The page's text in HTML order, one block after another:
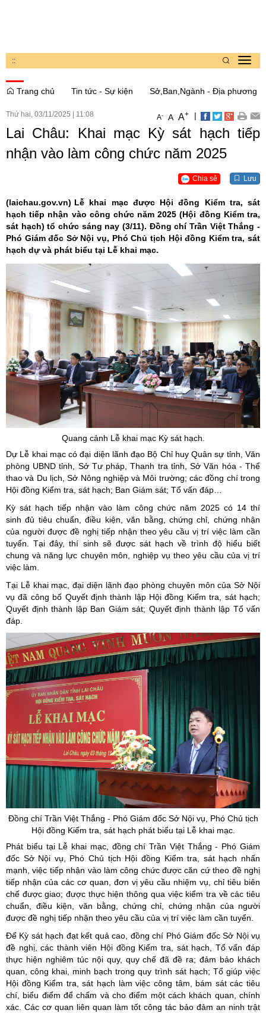
::
Trang chủ
Tin tức - Sự kiện Sở,Ban,Ngành - Địa phương
Thứ hai, 03/11/2025 11:08 A- A A+ |
Lai Châu: Khai mạc Kỳ sát hạch tiếp
nhận vào làm công chức năm 2025
Chia sẻ Lưu
(laichau.gov.vn) Lễ khai mạc được Hội đồng Kiểm tra, sát
hạch tiếp nhận vào công chức năm 2025 (Hội đồng Kiểm tra,
sát hạch) tổ chức sáng nay (3/11). Đồng chí Trần Việt Thắng -
Phó Giám đốc Sở Nội vụ, Phó Chủ tịch Hội đồng Kiểm tra, sát
hạch dự và phát biểu tại Lễ khai mạc.
Quang cảnh Lễ khai mạc Kỳ sát hạch.
Dự Lễ khai mạc có đại diện lãnh đạo Bộ Chỉ huy Quân sự tỉnh, Văn
phòng UBND tỉnh, Sở Tư pháp, Thanh tra tỉnh, Sở Văn hóa - Thể
thao và Du lịch, Sở Nông nghiệp và Môi trường; các đồng chí trong
Hội đồng Kiểm tra, sát hạch; Ban Giám sát; Tổ vấn đáp…
Kỳ sát hạch tiếp nhận vào làm công chức năm 2025 có 14 thí
sinh đủ tiêu chuẩn, điều kiện, văn bằng, chứng chỉ, chứng nhận
của người được đề nghị tiếp nhận theo yêu cầu vị trí việc làm cần
tuyển. Tại đây, thí sinh sẽ được sát hạch về trình độ hiểu biết
chung và năng lực chuyên môn, nghiệp vụ theo yêu cầu của vị trí
việc làm.
Tại Lễ khai mạc, đại diện lãnh đạo phòng chuyên môn của Sở Nội
vụ đã công bố Quyết định thành lập Hội đồng Kiểm tra, sát hạch;
Quyết định thành lập Ban Giám sát; Quyết định thành lập Tổ vấn
đáp.
Đồng chí Trần Việt Thắng - Phó Giám đốc Sở Nội vụ, Phó Chủ tịch
Hội đồng Kiểm tra, sát hạch phát biểu tại Lễ khai mạc.
Phát biểu tại Lễ khai mạc, đồng chí Trần Việt Thắng - Phó Giám
đốc Sở Nội vụ, Phó Chủ tịch Hội đồng Kiểm tra, sát hạch nhấn
mạnh, việc tiếp nhận vào làm công chức được căn cứ theo đề nghị
tiếp nhận của các cơ quan, đơn vị yêu cầu nhiệm vụ, chỉ tiêu biên
chế được giao; được thực hiện thông qua việc kiểm tra về các tiêu
chuẩn, điều kiện, văn bằng, chứng chỉ, chứng nhận của người
được đề nghị tiếp nhận theo yêu cầu của vị trí việc làm cần tuyển.
Để Kỳ sát hạch đạt kết quả cao, đồng chí Phó Giám đốc Sở Nội vụ
đề nghị, các thành viên Hội đồng Kiểm tra, sát hạch, Tổ vấn đáp
thực hiện nghiêm túc nội quy, quy chế đã đề ra; đảm bảo khách
quan, công khai, minh bạch trong quy trình sát hạch; Tổ giúp việc
Hội đồng Kiểm tra, sát hạch làm việc công tâm, bám sát các tiêu
chí, biểu điểm để chấm và cho điểm một cách khách quan, chính
xác. Các cơ quan liên quan làm tốt công tác bảo đảm an ninh trật